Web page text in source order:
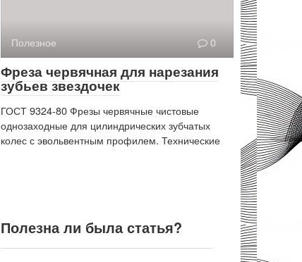
Полезное 0
Фреза червячная для нарезания
зубьев звездочек
ГОСТ 9324-80 Фрезы червячные чистовые
однозаходные для цилиндрических зубчатых
колес с эвольвентным профилем. Технические
Полезна ли была статья?